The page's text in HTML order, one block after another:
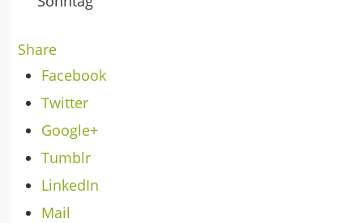
Share
Facebook
Twitter
Google+
Tumblr
LinkedIn
Mail